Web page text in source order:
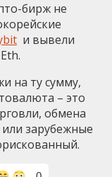
бирж не
и вывели
на ту сумму,
– это
обмена
зарубежные